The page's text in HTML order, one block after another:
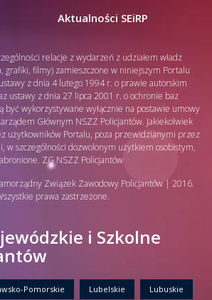
Aktualności SEiRP
relacje z wydarzeń z udziałem władz
grafiki, filmy) zamieszczone w niniejszym Portalu
z dnia 4 lutego 1994 r. o prawie autorskim
ustawy z dnia 27 lipca 2001 r. o ochronie baz
być wykorzystywane wyłącznie na postawie umowy
Głównym NSZZ Policjantów. Jakiekolwiek
użytkowników Portalu, poza przewidzianymi przez
w szczególności dozwolonym użytkiem osobistym,
ZG NSZZ Policjantów
Związek Zawodowy Policjantów | 2016.
prawa zastrzeżone.
i Szkolne
Pomorskie Lubelskie Lubuskie